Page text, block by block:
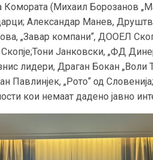
Комората (Михаил Борозанов
Александар Манев,
„Завар компани“, ДООЕЛ
Јанковски, „ФД
лидери, Драган Бокан „Воли
Павлинјек, „Рото“ од
кои немаат дадено јавно